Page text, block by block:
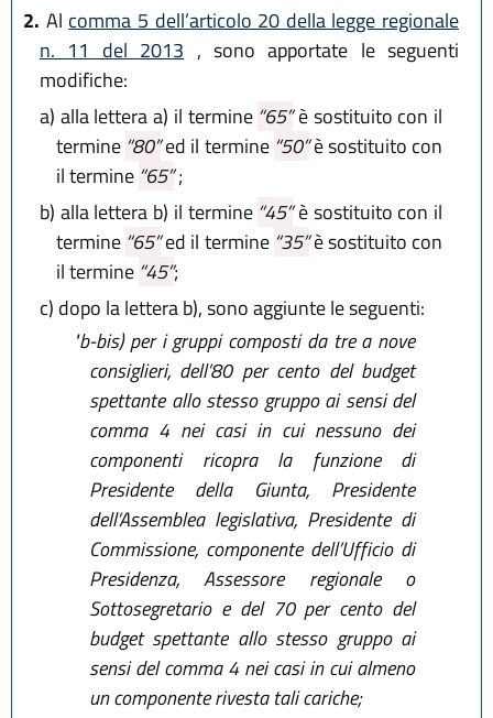
2. Al comma 5 dell’articolo 20 della legge regionale
n. 11 del 2013 , sono apportate le seguenti
modifiche:
a) alla lettera a) il termine “65”è sostituito con il
termine “80”ed il termine “50”è sostituito con
il termine “65”;
b) alla lettera b) il termine “45”è sostituito con il
termine “65”ed il termine “35”è sostituito con
il termine “45”;
c) dopo la lettera b), sono aggiunte le seguenti:
"b-bis)per i gruppi composti da tre a nove
consiglieri, dell’80 per cento del budget
spettante allo stesso gruppo ai sensi del
comma 4 nei casi in cui nessuno dei
componenti ricopra la funzione di
Presidente della Giunta, Presidente
dell’Assemblea legislativa, Presidente di
Commissione, componente dell’Ufficio di
Presidenza, Assessore regionale o
Sottosegretario e del 70 per cento del
budget spettante allo stesso gruppo ai
sensi del comma 4 nei casi in cui almeno
un componente rivesta tali cariche;